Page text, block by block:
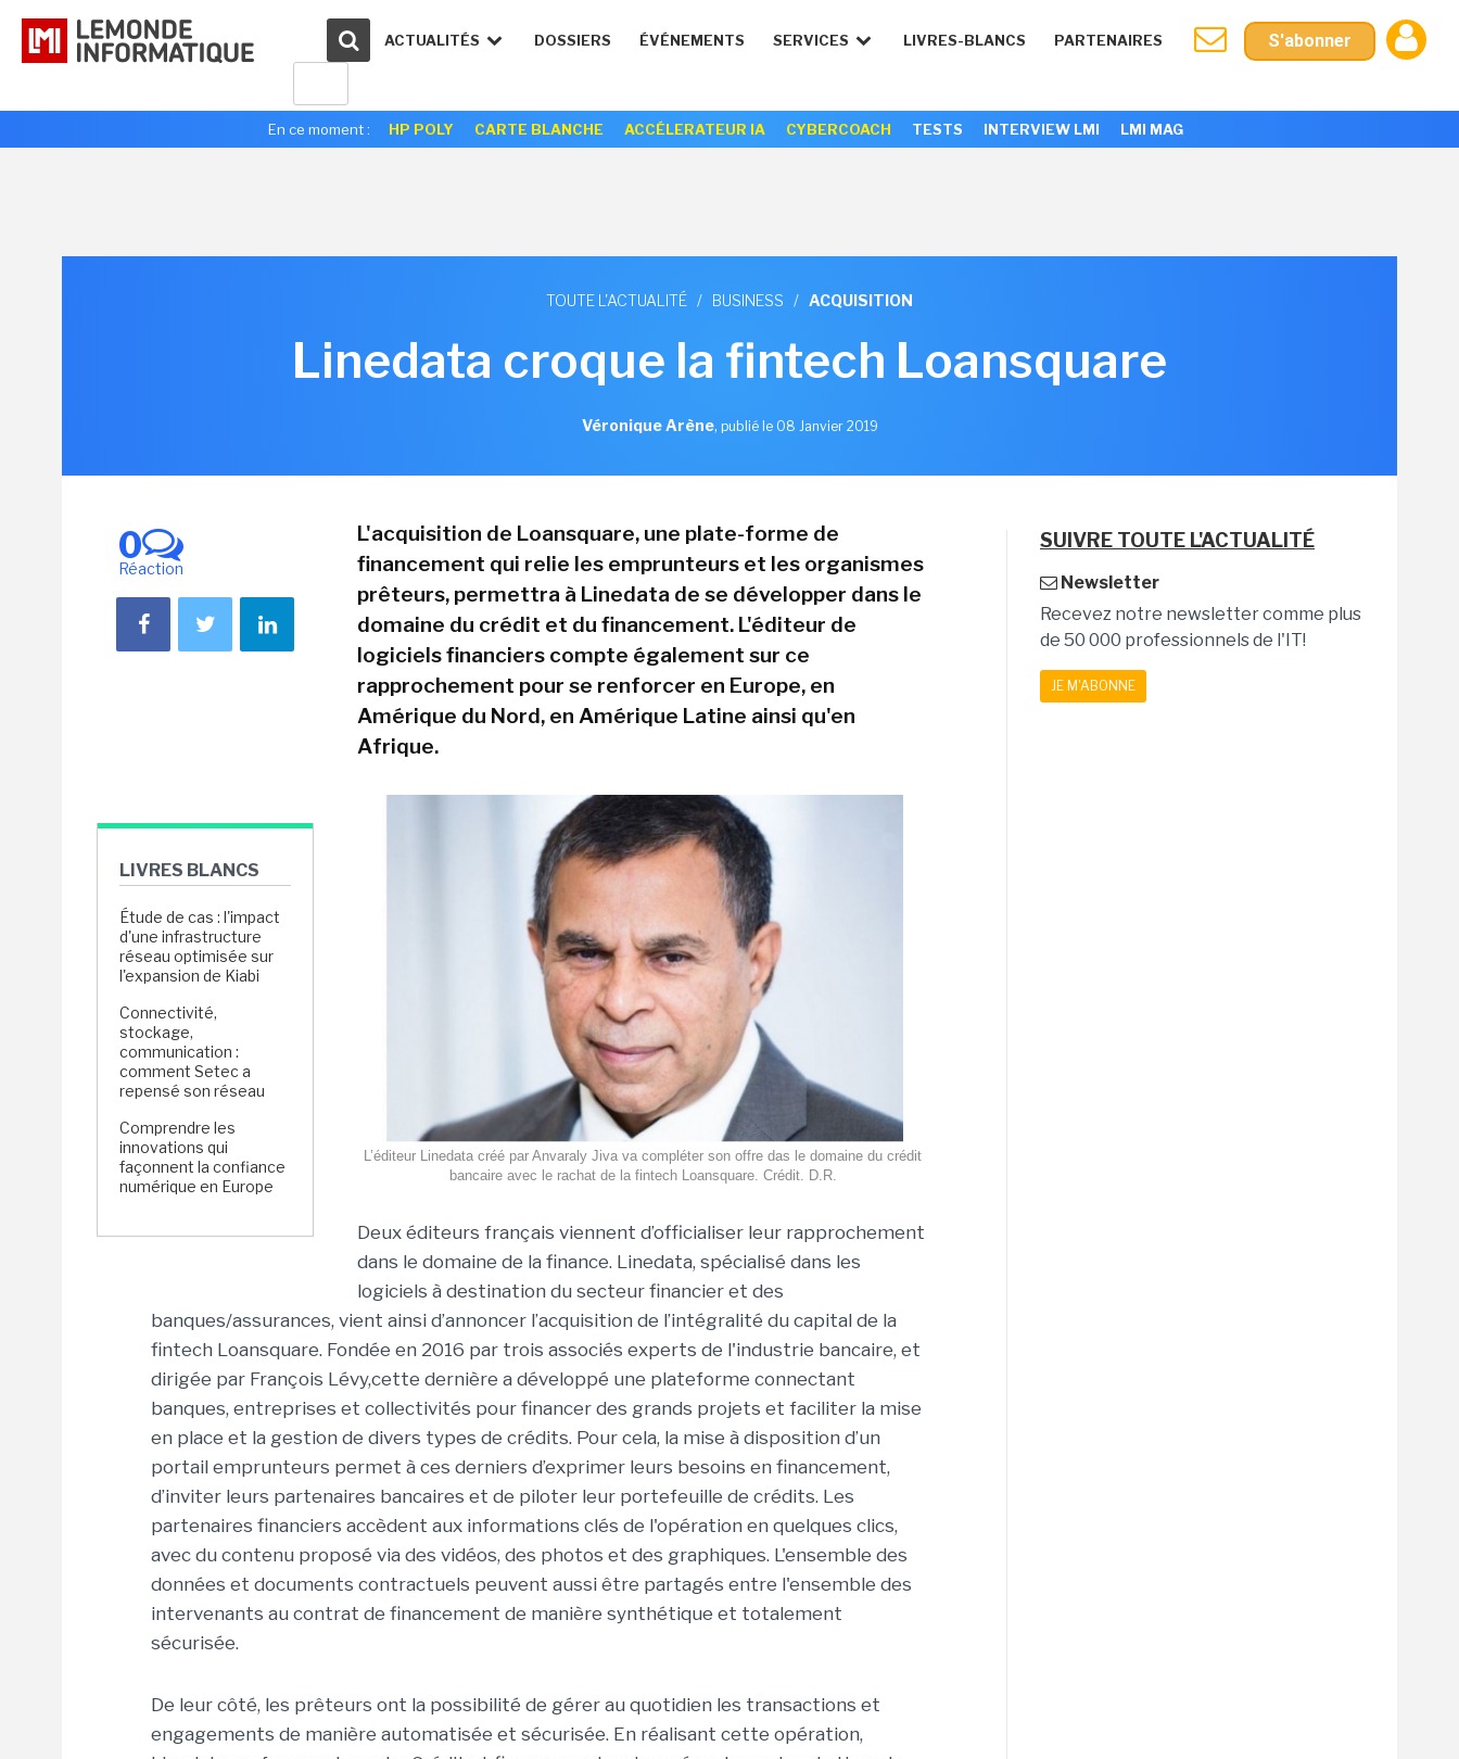
ACTUALITÉS DOSSIERS ÉVÉNEMENTS SERVICES LIVRES-BLANCS PARTENAIRES S'abonner
En ce moment : HP POLY CARTE BLANCHE ACCÉLERATEUR IA CYBERCOACH TESTS INTERVIEW LMI LMI MAG
TOUTE L'ACTUALITÉ / BUSINESS / ACQUISITION
Linedata croque la fintech Loansquare
Véronique Arène, publié le 08 Janvier 2019
0
Réaction
LIVRES BLANCS
Étude de cas : l'impact
d'une infrastructure
réseau optimisée sur
l'expansion de Kiabi
Connectivité,
stockage,
communication :
comment Setec a
repensé son réseau
Comprendre les
innovations qui
façonnent la confiance
numérique en Europe
L'acquisition de Loansquare, une plate-forme de
financement qui relie les emprunteurs et les organismes
prêteurs, permettra à Linedata de se développer dans le
domaine du crédit et du financement. L'éditeur de
logiciels financiers compte également sur ce
rapprochement pour se renforcer en Europe, en
Amérique du Nord, en Amérique Latine ainsi qu'en
Afrique.
L’éditeur Linedata créé par Anvaraly Jiva va compléter son offre das le domaine du crédit
bancaire avec le rachat de la fintech Loansquare. Crédit. D.R.
Deux éditeurs français viennent d’officialiser leur rapprochement
dans le domaine de la finance. Linedata, spécialisé dans les
logiciels à destination du secteur financier et des
banques/assurances, vient ainsi d’annoncer l’acquisition de l’intégralité du capital de la
fintech Loansquare. Fondée en 2016 par trois associés experts de l'industrie bancaire, et
dirigée par François Lévy,cette dernière a développé une plateforme connectant
banques, entreprises et collectivités pour financer des grands projets et faciliter la mise
en place et la gestion de divers types de crédits. Pour cela, la mise à disposition d’un
portail emprunteurs permet à ces derniers d’exprimer leurs besoins en financement,
d’inviter leurs partenaires bancaires et de piloter leur portefeuille de crédits. Les
partenaires financiers accèdent aux informations clés de l'opération en quelques clics,
avec du contenu proposé via des vidéos, des photos et des graphiques. L'ensemble des
données et documents contractuels peuvent aussi être partagés entre l'ensemble des
intervenants au contrat de financement de manière synthétique et totalement
sécurisée.
De leur côté, les prêteurs ont la possibilité de gérer au quotidien les transactions et
engagements de manière automatisée et sécurisée. En réalisant cette opération,
SUIVRE TOUTE L'ACTUALITÉ
Newsletter
Recevez notre newsletter comme plus
de 50 000 professionnels de l'IT!
JE M'ABONNE